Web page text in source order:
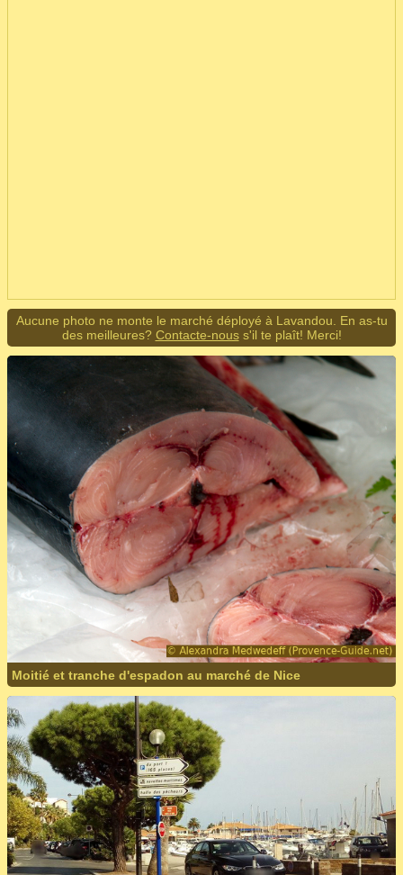
Aucune photo ne monte le marché déployé à Lavandou. En as-tu
des meilleures? Contacte-nouss'il te plaît! Merci!
Moitié et tranche d'espadon au marché de Nice